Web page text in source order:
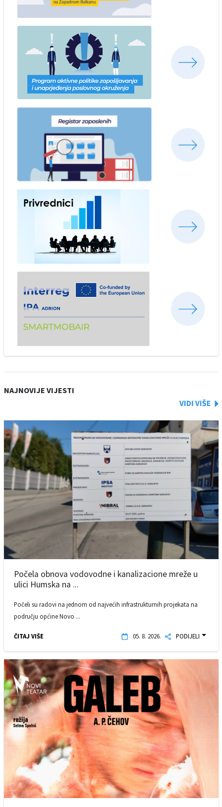
NAJNOVIJE VIJESTI
Počela obnova vodovodne i kanalizacione mreže u
ulici Humska na ...
Počeli su radovi na jednom od najvećih infrastrukturnih projekata na
području općine Novo ...
ČITAJ VIŠE 05. 8. 2026. PODIJELI